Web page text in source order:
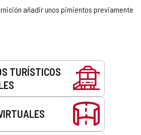
añadir unos pimientos previamente
TURÍSTICOS